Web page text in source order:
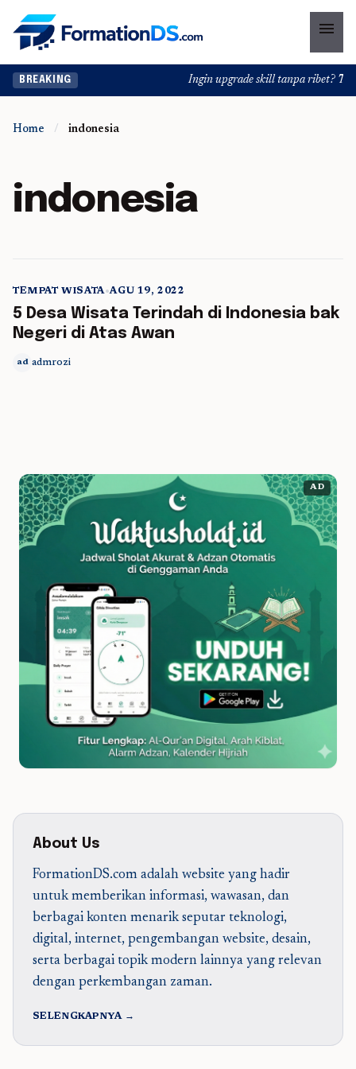
menu
BREAKING Ingin upgrade skill tanpa ribet?
Home / indonesia
indonesia
5 min read
TEMPAT WISATA•AGU 19, 2022
5 Desa Wisata Terindah di Indonesia bak
Negeri di Atas Awan
ad admrozi
AD
About Us
FormationDS.com adalah website yang hadir
untuk memberikan informasi, wawasan, dan
berbagai konten menarik seputar teknologi,
digital, internet, pengembangan website, desain,
serta berbagai topik modern lainnya yang relevan
dengan perkembangan zaman.
SELENGKAPNYA →